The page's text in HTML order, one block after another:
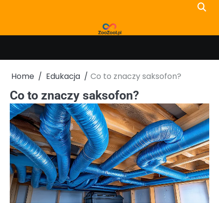
Home Edukacja Co to znaczy saksofon?
Co to znaczy saksofon?